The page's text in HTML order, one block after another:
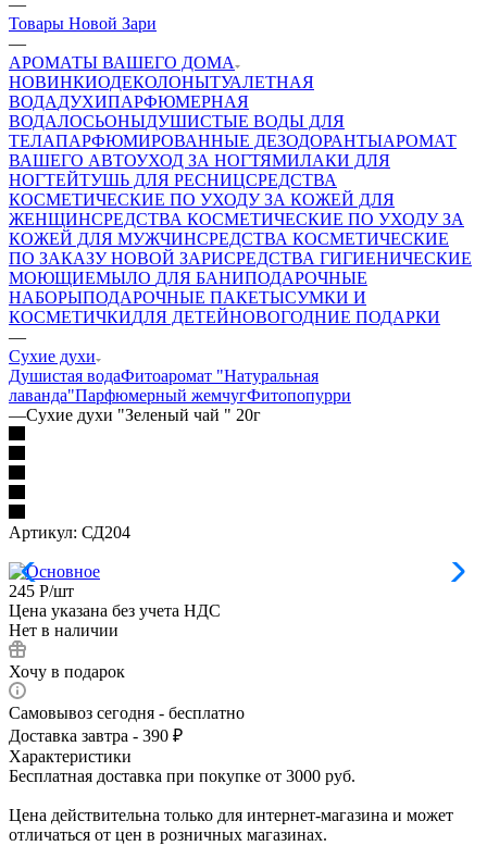
Товары Новой Зари
—
АРОМАТЫ ВАШЕГО ДОМА
НОВИНКИОДЕКОЛОНЫТУАЛЕТНАЯ
ВОДАДУХИПАРФЮМЕРНАЯ
ВОДАЛОСЬОНЫДУШИСТЫЕ ВОДЫ ДЛЯ
ТЕЛАПАРФЮМИРОВАННЫЕ ДЕЗОДОРАНТЫАРОМАТ
ВАШЕГО АВТОУХОД ЗА НОГТЯМИЛАКИ ДЛЯ
НОГТЕЙТУШЬ ДЛЯ РЕСНИЦСРЕДСТВА
КОСМЕТИЧЕСКИЕ ПО УХОДУ ЗА КОЖЕЙ ДЛЯ
ЖЕНЩИНСРЕДСТВА КОСМЕТИЧЕСКИЕ ПО УХОДУ ЗА
КОЖЕЙ ДЛЯ МУЖЧИНСРЕДСТВА КОСМЕТИЧЕСКИЕ
ПО ЗАКАЗУ НОВОЙ ЗАРИСРЕДСТВА ГИГИЕНИЧЕСКИЕ
МОЮЩИЕМЫЛО ДЛЯ БАНИПОДАРОЧНЫЕ
НАБОРЫПОДАРОЧНЫЕ ПАКЕТЫСУМКИ И
КОСМЕТИЧКИДЛЯ ДЕТЕЙНОВОГОДНИЕ ПОДАРКИ
—
Сухие духи
Душистая водаФитоаромат "Натуральная
лаванда"Парфюмерный жемчугФитопопурри
—Сухие духи "Зеленый чай " 20г
Артикул: СД204
245 Р/шт
Цена указана без учета НДС
Нет в наличии
Хочу в подарок
Самовывоз сегодня - бесплатно
Доставка завтра - 390 ₽
Характеристики
Бесплатная доставка при покупке от 3000 руб.
Цена действительна только для интернет-магазина и может
отличаться от цен в розничных магазинах.